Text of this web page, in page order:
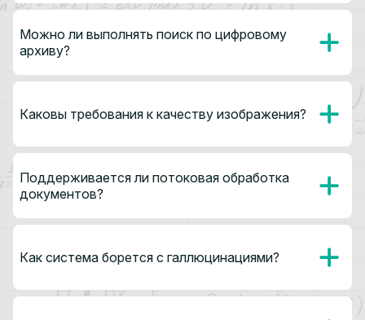
Можно ли выполнять поиск по цифровому
архиву?
Каковы требования к качеству изображения?
Поддерживается ли потоковая обработка
документов?
Как система борется с галлюцинациями?